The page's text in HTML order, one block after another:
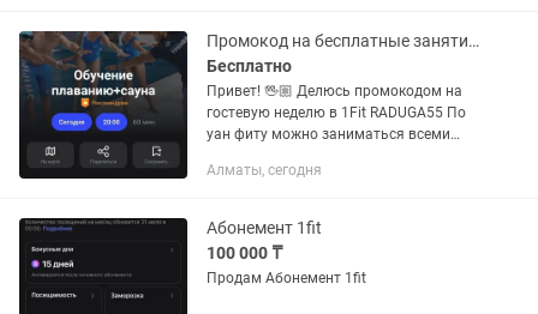
Промокод на бесплатные занятие по 1 Fit
Бесплатно
Привет! 🖖🏼 Делюсь промокодом на
гостевую неделю в 1Fit RADUGA55 По
уан фиту можно заниматься всеми
до йоги и скалолазания,танцы, теннис,
Алматы, сегодня
Абонемент 1fit
100 000 ₸
Продам Абонемент 1fit